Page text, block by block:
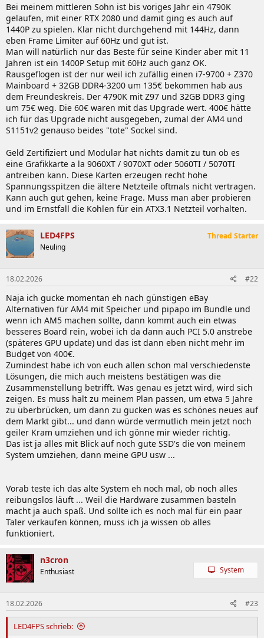
Bei meinem mittleren Sohn ist bis voriges Jahr ein 4790K
gelaufen, mit einer RTX 2080 und damit ging es auch auf
1440P zu spielen. Klar nicht durchgehend mit 144Hz, dann
eben Frame Limiter auf 60Hz und gut ist.
Man will natürlich nur das Beste für seine Kinder aber mit 11
Jahren ist ein 1400P Setup mit 60Hz auch ganz OK.
Rausgeflogen ist der nur weil ich zufällig einen i7-9700 + Z370
Mainboard + 32GB DDR4-3200 um 135€ bekommen hab aus
dem Freundeskreis. Der 4790K mit Z97 und 32GB DDR3 ging
um 75€ weg. Die 60€ waren mit das Upgrade wert. 400€ hätte
ich für das Upgrade nicht ausgegeben, zumal der AM4 und
S1151v2 genauso beides "tote" Sockel sind.
Geld Zertifiziert und Modular hat nichts damit zu tun ob es
eine Grafikkarte a la 9060XT / 9070XT oder 5060TI / 5070TI
antreiben kann. Diese Karten erzeugen recht hohe
Spannungsspitzen die ältere Netzteile oftmals nicht vertragen.
Kann auch gut gehen, keine Frage. Muss man aber probieren
und im Ernstfall die Kohlen für ein ATX3.1 Netzteil vorhalten.
LED4FPS
Neuling
Thread Starter
18.02.2026 #22
Naja ich gucke momentan eh nach günstigen eBay
Alternativen für AM4 mit Speicher und pipapo im Bundle und
wenn ich AM5 machen sollte, dann kommt auch ein etwas
besseres Board rein, wobei ich da dann auch PCI 5.0 anstrebe
(späteres GPU update) und das ist dann eben nicht mehr im
Budget von 400€.
Zumindest habe ich von euch allen schon mal verschiedenste
Lösungen, die mich auch meistens bestätigen was die
Zusammenstellung betrifft. Was genau es jetzt wird, wird sich
zeigen. Es muss halt zu meinem Plan passen, um etwa 5 Jahre
zu überbrücken, um dann zu gucken was es schönes neues auf
dem Markt gibt... und dann würde vermutlich mein jetzt noch
geiler Kram umziehen und ich gönne mir wieder richtig.
Das ist ja alles mit Blick auf noch gute SSD's die von meinem
System umziehen, dann meine GPU usw ...
Vorab teste ich das alte System eh noch mal, ob noch alles
reibungslos läuft ... Weil die Hardware zusammen basteln
macht ja auch spaß. Und sollte ich es noch mal für ein paar
Taler verkaufen können, muss ich ja wissen ob alles
funktioniert.
n3cron
Enthusiast System
18.02.2026 #23
LED4FPS schrieb: